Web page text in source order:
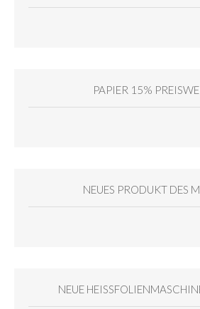
PAPIER 15%
NEUES PRODUKT DES
NEUE